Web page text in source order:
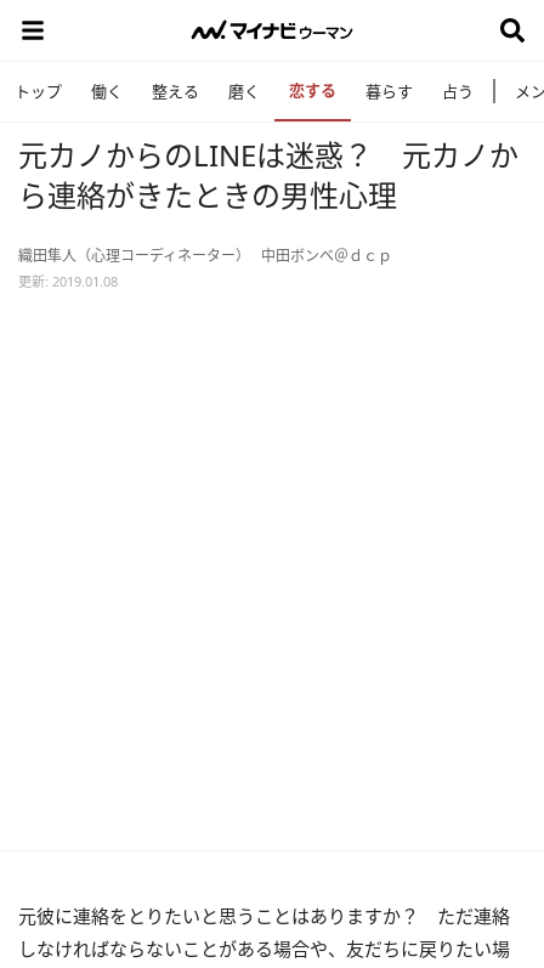
トップ 働く 整える 磨く 恋する 暮らす 占う メ
元カノからのLINEは迷惑？ 元カノか
ら連絡がきたときの男性心理
織田隼人（心理コーディネーター） 中田ボンベ＠ｄｃｐ
更新: 2019.01.08
元彼に連絡をとりたいと思うことはありますか？ ただ連絡
しなければならないことがある場合や、友だちに戻りたい場